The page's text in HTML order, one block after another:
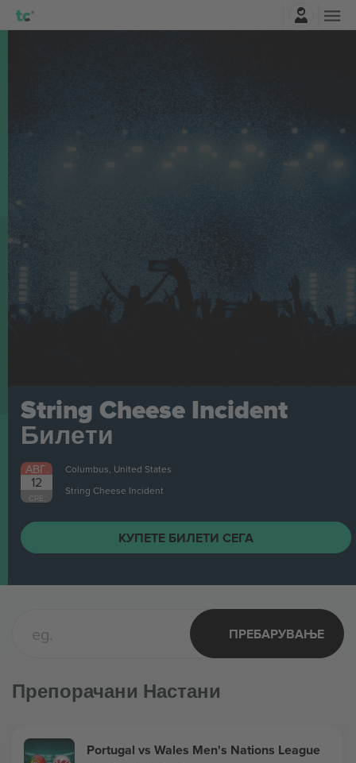
String Cheese Incident
Билети
АВГ.
12
СРЕ.
Columbus, United States
String Cheese Incident
КУПЕТЕ БИЛЕТИ СЕГА
ПРЕБАРУВАЊЕ
Препорачани Настани
Portugal vs Wales Men's Nations League